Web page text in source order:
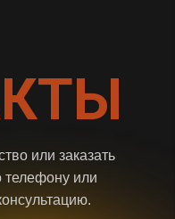
или заказать
телефону или